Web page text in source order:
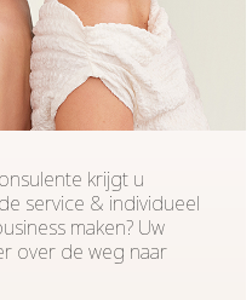
krijgt u
service & individueel
maken? Uw
over de weg naar